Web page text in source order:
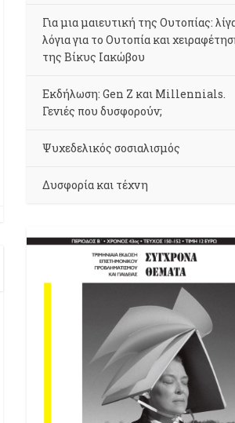
Για μια μαιευτική της Ουτοπίας:
λόγια για το Ουτοπία και
της Βίκυς Ιακώβου
Εκδήλωση: Gen Z και Millennials.
Γενιές που δυσφορούν;
Ψυχεδελικός σοσιαλισμός
Δυσφορία και τέχνη